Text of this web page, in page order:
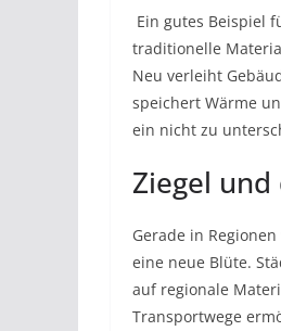
​Ein gutes Beispiel
traditionelle
Neu verleiht
speichert Wärme
ein nicht zu
Ziegel
Gerade in
eine neue Blüte.
auf regionale
Transportwege